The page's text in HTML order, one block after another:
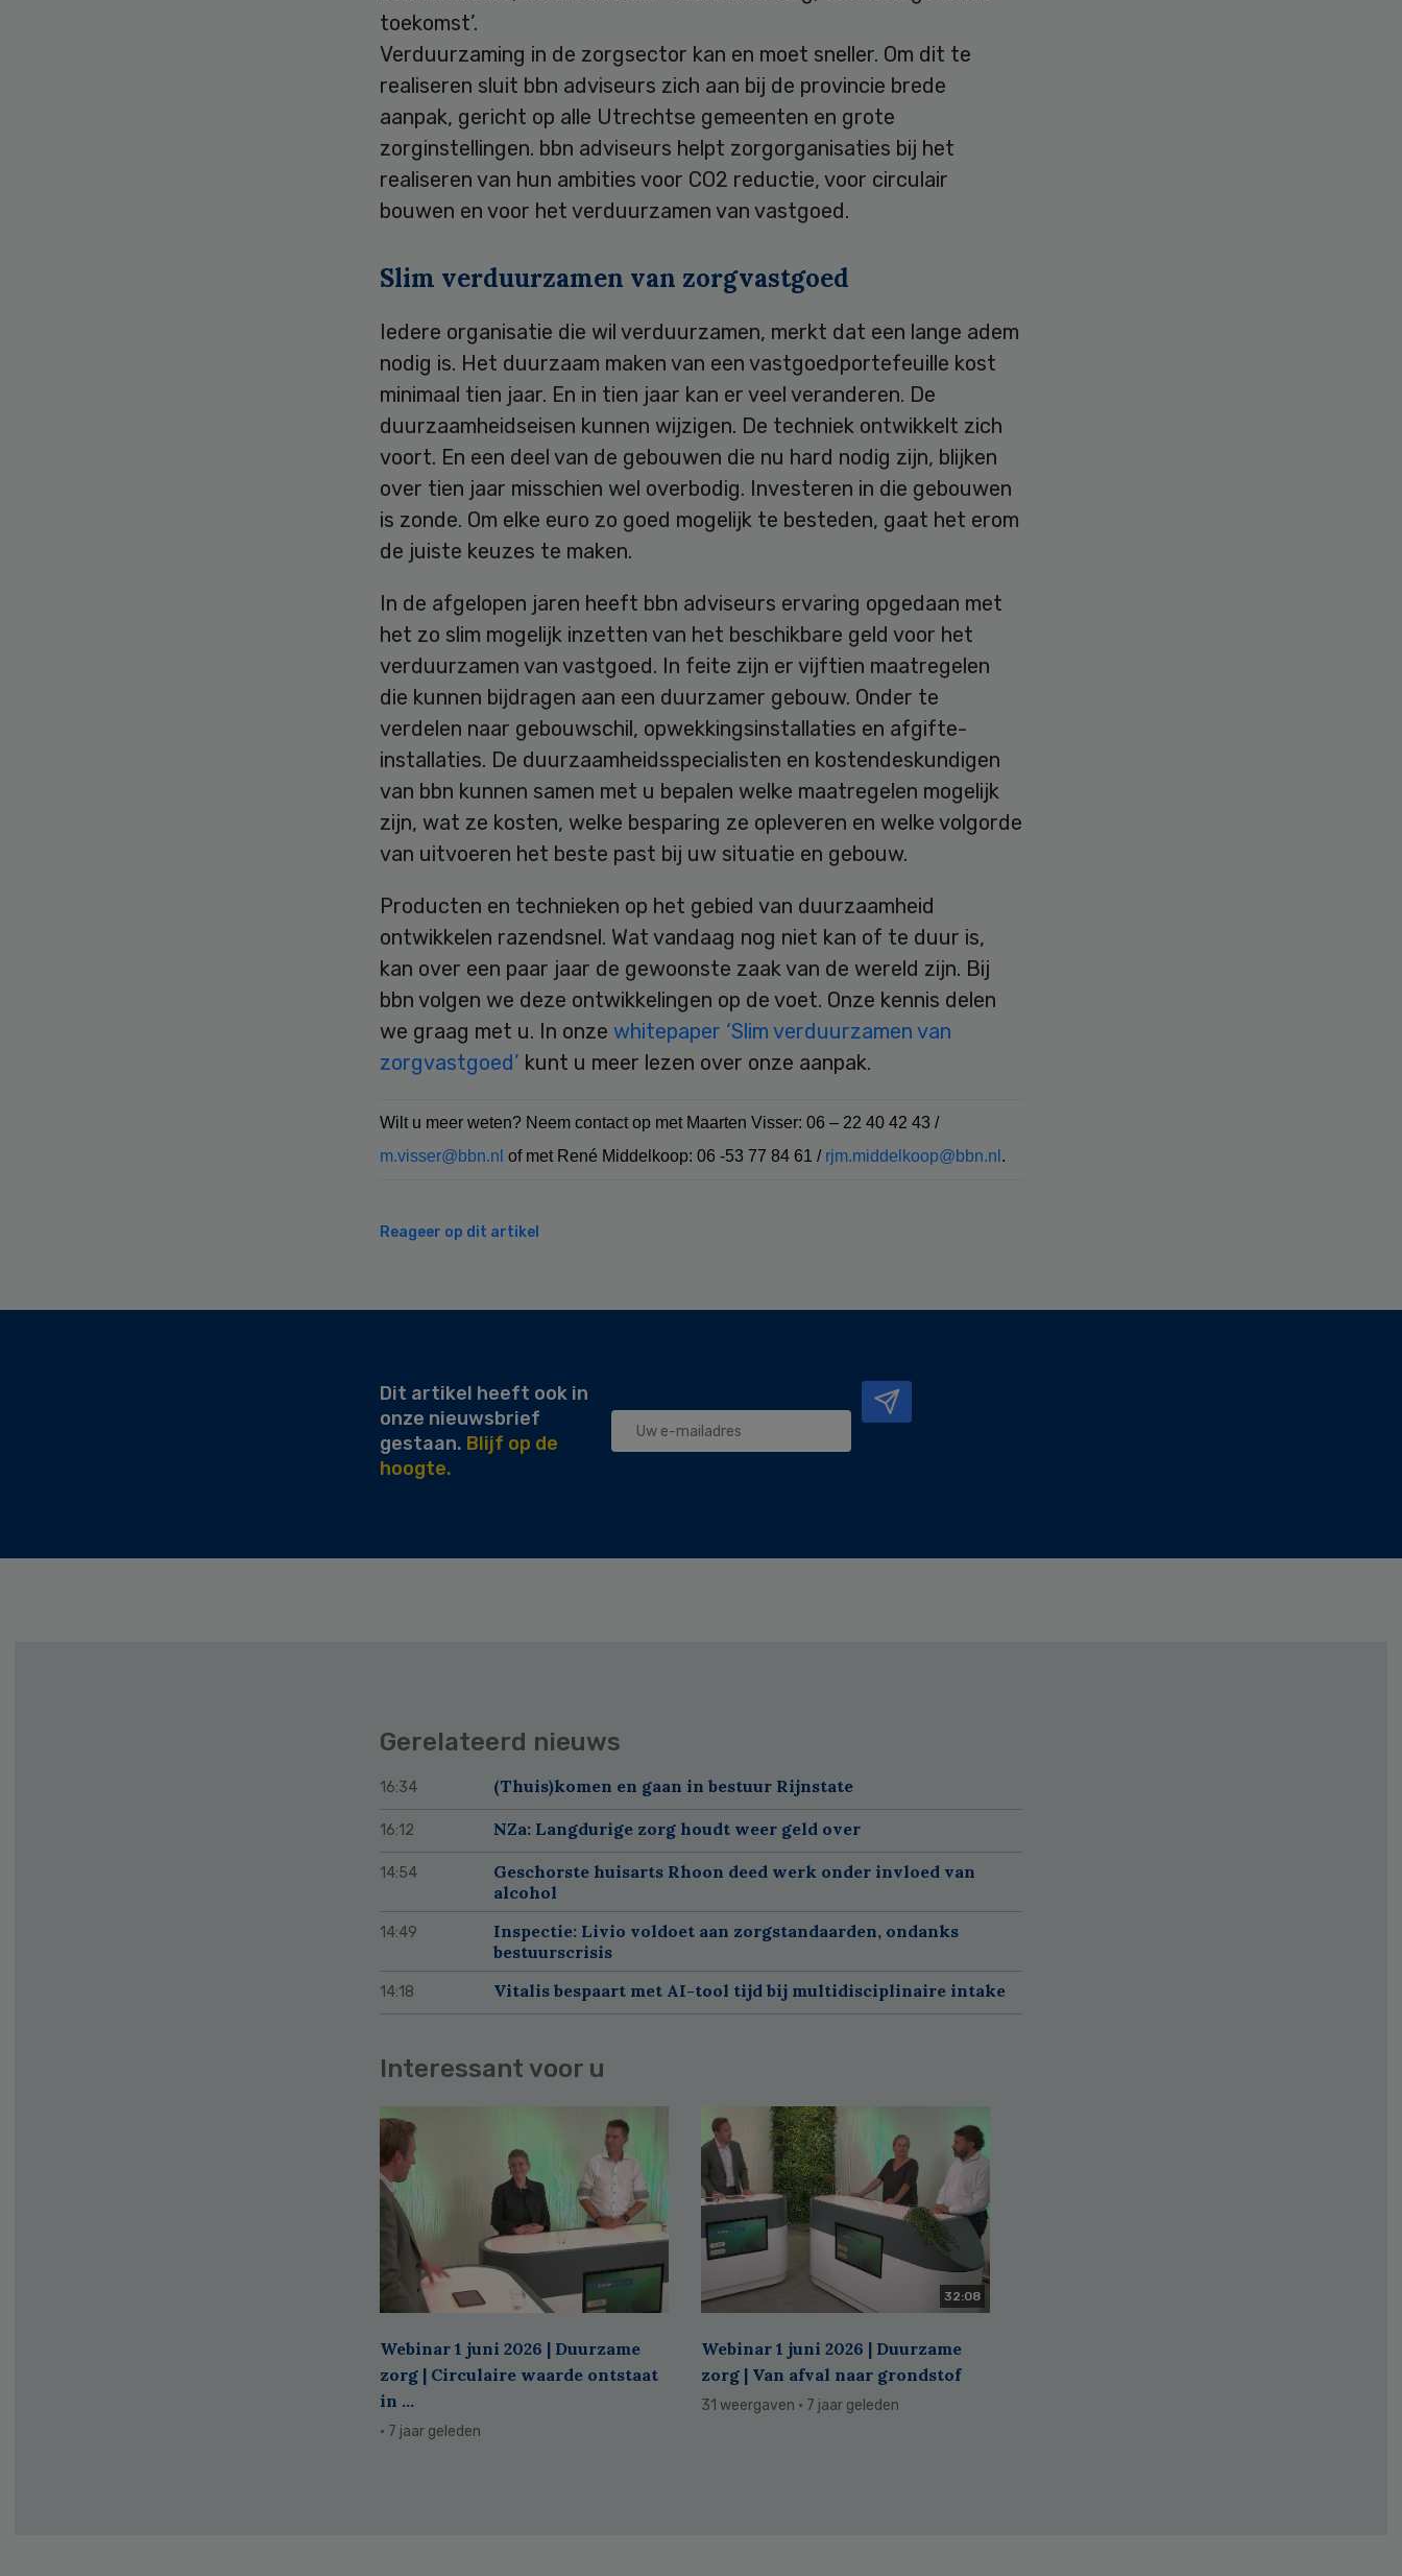
toekomst’.
Verduurzaming in de zorgsector kan en moet sneller. Om dit te
realiseren sluit bbn adviseurs zich aan bij de provincie brede
aanpak, gericht op alle Utrechtse gemeenten en grote
zorginstellingen. bbn adviseurs helpt zorgorganisaties bij het
realiseren van hun ambities voor CO2 reductie, voor circulair
bouwen en voor het verduurzamen van vastgoed.
Slim verduurzamen van zorgvastgoed
Iedere organisatie die wil verduurzamen, merkt dat een lange adem
nodig is. Het duurzaam maken van een vastgoedportefeuille kost
minimaal tien jaar. En in tien jaar kan er veel veranderen. De
duurzaamheidseisen kunnen wijzigen. De techniek ontwikkelt zich
voort. En een deel van de gebouwen die nu hard nodig zijn, blijken
over tien jaar misschien wel overbodig. Investeren in die gebouwen
is zonde. Om elke euro zo goed mogelijk te besteden, gaat het erom
de juiste keuzes te maken.
In de afgelopen jaren heeft bbn adviseurs ervaring opgedaan met
het zo slim mogelijk inzetten van het beschikbare geld voor het
verduurzamen van vastgoed. In feite zijn er vijftien maatregelen
die kunnen bijdragen aan een duurzamer gebouw. Onder te
verdelen naar gebouwschil, opwekkingsinstallaties en afgifte-
installaties. De duurzaamheidsspecialisten en kostendeskundigen
van bbn kunnen samen met u bepalen welke maatregelen mogelijk
zijn, wat ze kosten, welke besparing ze opleveren en welke volgorde
van uitvoeren het beste past bij uw situatie en gebouw.
Producten en technieken op het gebied van duurzaamheid
ontwikkelen razendsnel. Wat vandaag nog niet kan of te duur is,
kan over een paar jaar de gewoonste zaak van de wereld zijn. Bij
bbn volgen we deze ontwikkelingen op de voet. Onze kennis delen
we graag met u. In onze whitepaper ‘Slim verduurzamen van
zorgvastgoed’ kunt u meer lezen over onze aanpak.
Wilt u meer weten? Neem contact op met Maarten Visser: 06 – 22 40 42 43 /
m.visser@bbn.nl of met René Middelkoop: 06 -53 77 84 61 / rjm.middelkoop@bbn.nl .
Reageer op dit artikel
Dit artikel heeft ook in
onze nieuwsbrief
gestaan. Blijf op de
hoogte.
Gerelateerd nieuws
16:34 (Thuis)komen en gaan in bestuur Rijnstate
16:12 NZa: Langdurige zorg houdt weer geld over
14:54
Geschorste huisarts Rhoon deed werk onder invloed van
alcohol
14:49
Inspectie: Livio voldoet aan zorgstandaarden, ondanks
bestuurscrisis
14:18 Vitalis bespaart met AI-tool tijd bij multidisciplinaire intake
Interessant voor u
Webinar 1 juni 2026 | Duurzame
zorg | Circulaire waarde ontstaat
in ...
· 7 jaar geleden
32:08
Webinar 1 juni 2026 | Duurzame
zorg | Van afval naar grondstof
31 weergaven · 7 jaar geleden